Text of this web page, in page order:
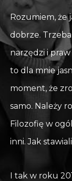
Rozumiem, że
dobrze.
narzędzi i praw
to dla mnie
moment, że
samo. Należy
Filozofię w
inni. Jak
I tak w roku